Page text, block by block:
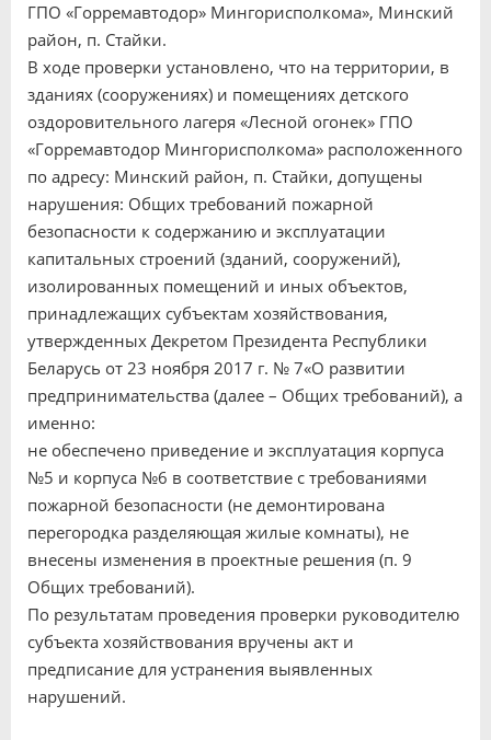
ГПО «Горремавтодор» Мингорисполкома», Минский
район, п. Стайки.
В ходе проверки установлено, что на территории, в
зданиях (сооружениях) и помещениях детского
оздоровительного лагеря «Лесной огонек» ГПО
«Горремавтодор Мингорисполкома» расположенного
по адресу: Минский район, п. Стайки, допущены
нарушения: Общих требований пожарной
безопасности к содержанию и эксплуатации
капитальных строений (зданий, сооружений),
изолированных помещений и иных объектов,
принадлежащих субъектам хозяйствования,
утвержденных Декретом Президента Республики
Беларусь от 23 ноября 2017 г. № 7«О развитии
предпринимательства (далее – Общих требований), а
именно:
не обеспечено приведение и эксплуатация корпуса
№5 и корпуса №6 в соответствие с требованиями
пожарной безопасности (не демонтирована
перегородка разделяющая жилые комнаты), не
внесены изменения в проектные решения (п. 9
Общих требований).
По результатам проведения проверки руководителю
субъекта хозяйствования вручены акт и
предписание для устранения выявленных
нарушений.